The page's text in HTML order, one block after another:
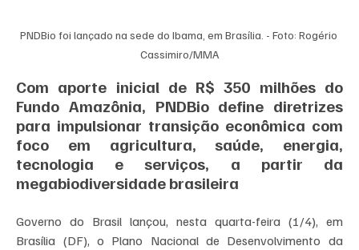
PNDBio foi lançado na sede do Ibama, em Brasília. - Foto: Rogério
Cassimiro/MMA
Com aporte inicial de R$ 350 milhões do
Fundo Amazônia, PNDBio define diretrizes
para impulsionar transição econômica com
foco em agricultura, saúde, energia,
tecnologia e serviços, a partir da
megabiodiversidade brasileira
Governo do Brasil lançou, nesta quarta-feira (1/4), em
Brasília (DF), o Plano Nacional de Desenvolvimento da